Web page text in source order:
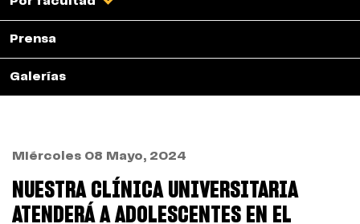
Prensa
Galerías
Miércoles 08 Mayo, 2024
NUESTRA CLÍNICA UNIVERSITARIA
ATENDERÁ A ADOLESCENTES EN EL